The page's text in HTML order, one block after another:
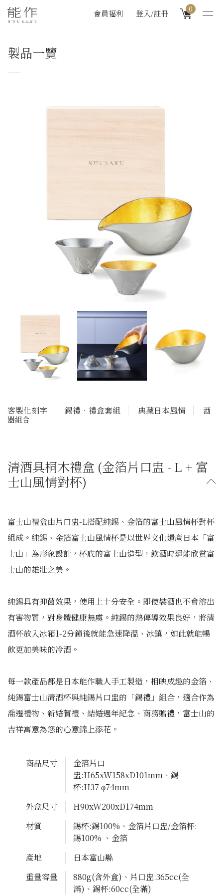
會員福利 登入/註冊 0
製品一覽
客製化刻字 錫禮‧禮盒套組 典藏日本風情
酒
器組合
清酒具桐木禮盒 (金箔片口盅 - L + 富
士山風情對杯)
富士山禮盒由片口盅-L搭配純錫、金箔的富士山風情杯對杯
組成。純錫、金箔富士山風情杯是以世界文化遺產日本「富
士山」為形象設計，杯底的富士山造型，飲酒時還能欣賞富
士山的雄壯之美。
純錫具有抑菌效果，使用上十分安全。即使裝酒也不會溶出
有害物質，對身體健康無虞。純錫的熱傳導效果良好，將清
酒杯放入冰箱1-2分鐘後就能急速降溫、冰鎮，如此就能暢
飲更加美味的冷酒。
每一款產品都是日本能作職人手工製造，相映成趣的金箔、
純錫富士山清酒杯與純錫片口盅的「錫禮」組合，適合作為
喬遷禮物、新婚賀禮、結婚週年紀念、商務贈禮，富士山的
吉祥寓意為您的心意錦上添花。
商品尺寸
金箔片口
盅:H65xW158xD101mm、錫
杯:H37 φ74mm
外盒尺寸
H90xW200xD174mm
材質
錫杯:錫100%、金箔片口盅/金箔杯:
錫100% 、金箔
產地
日本富山縣
重量容量
880g(含外盒)、片口盅:365cc(全
滿)、錫杯:60cc(全滿)